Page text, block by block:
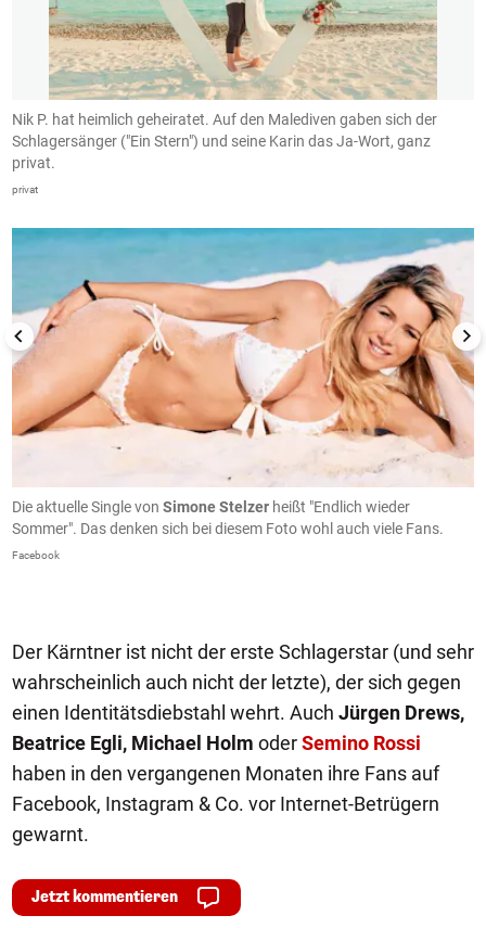
Nik P. hat heimlich geheiratet. Auf den Malediven gaben sich der
Schlagersänger ("Ein Stern") und seine Karin das Ja-Wort, ganz
privat.
privat
Die aktuelle Single von Simone Stelzer heißt "Endlich wieder
Sommer". Das denken sich bei diesem Foto wohl auch viele Fans.
Facebook
Der Kärntner ist nicht der erste Schlagerstar (und sehr
wahrscheinlich auch nicht der letzte), der sich gegen
einen Identitätsdiebstahl wehrt. Auch Jürgen Drews,
Beatrice Egli, Michael Holm oderSemino Rossi
haben in den vergangenen Monaten ihre Fans auf
Facebook, Instagram & Co. vor Internet-Betrügern
gewarnt.
Jetzt kommentieren